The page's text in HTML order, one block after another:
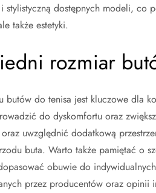
stylistyczną dostępnych modeli, co
także estetyki.
rozmiar
butów do tenisa jest kluczowe dla
do dyskomfortu oraz
uwzględnić dodatkową
buta. Warto także pamiętać o
obuwie do
przez producentów oraz opinii